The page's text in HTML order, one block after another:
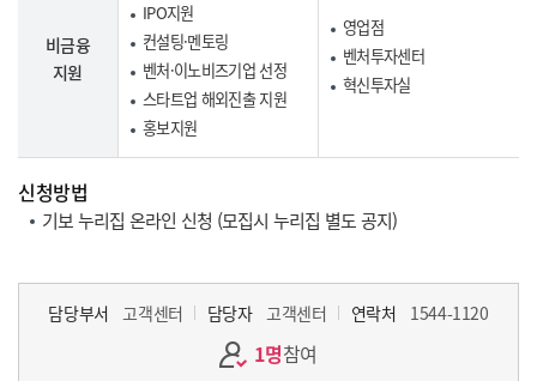
비금융
지원
IPO지원
컨설팅·멘토링
벤처·이노비즈기업 선정
스타트업 해외진출 지원
홍보지원
영업점
벤처투자센터
혁신투자실
신청방법
기보 누리집 온라인 신청 (모집시 누리집 별도 공지)
담당부서 고객센터 담당자 고객센터 연락처 1544-1120
1명참여